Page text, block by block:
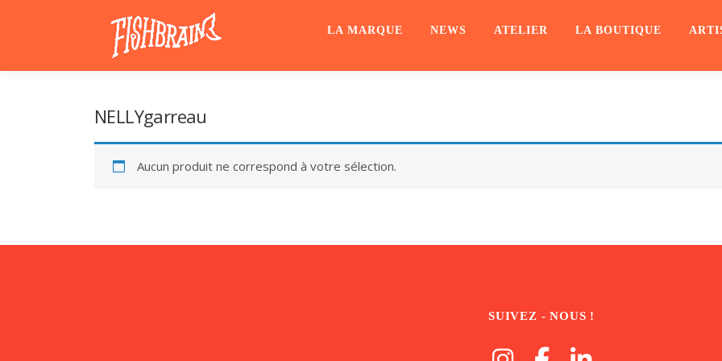
LA MARQUE NEWS ATELIER LA BOUTIQUE
NELLYgarreau
Aucun produit ne correspond à votre sélection.
SUIVEZ - NOUS !